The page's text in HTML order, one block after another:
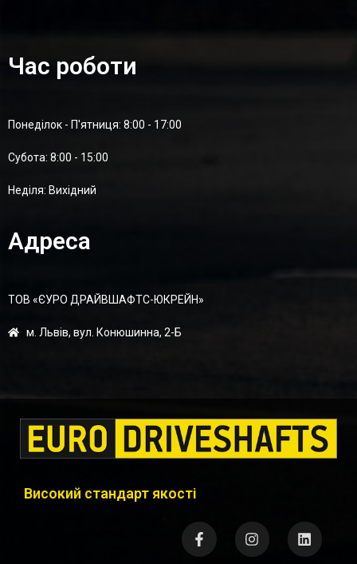
Час роботи
Понеділок - П'ятниця: 8:00 - 17:00
Суботa: 8:00 - 15:00
Неділя: Вихідний
Адреса
ТОВ «ЄУРО ДРАЙВШАФТC-ЮКРЕЙН»
м. Львів, вул. Конюшинна, 2-Б
Високий стандарт якості